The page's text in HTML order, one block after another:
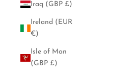
Iraq (GBP £)
Ireland (EUR
€)
Isle of Man
(GBP £)